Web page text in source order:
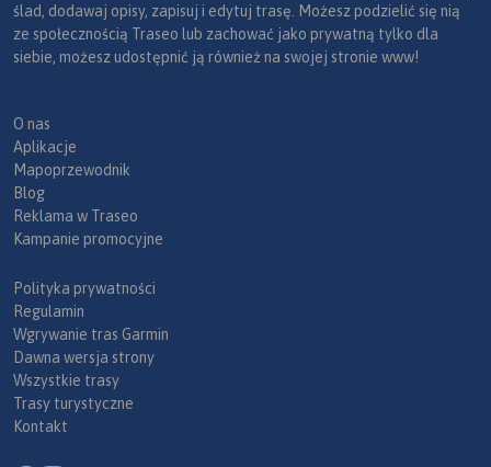
ślad, dodawaj opisy, zapisuj i edytuj trasę. Możesz podzielić się nią
ze społecznością Traseo lub zachować jako prywatną tylko dla
siebie, możesz udostępnić ją również na swojej stronie www!
O nas
Aplikacje
Mapoprzewodnik
Blog
Reklama w Traseo
Kampanie promocyjne
Polityka prywatności
Regulamin
Wgrywanie tras Garmin
Dawna wersja strony
Wszystkie trasy
Trasy turystyczne
Kontakt